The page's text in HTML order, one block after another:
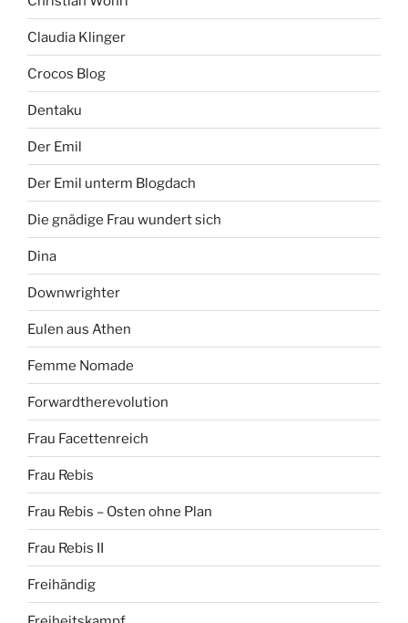
Claudia Klinger
Crocos Blog
Dentaku
Der Emil
Der Emil unterm Blogdach
Die gnädige Frau wundert sich
Dina
Downwrighter
Eulen aus Athen
Femme Nomade
Forwardtherevolution
Frau Facettenreich
Frau Rebis
Frau Rebis – Osten ohne Plan
Frau Rebis II
Freihändig